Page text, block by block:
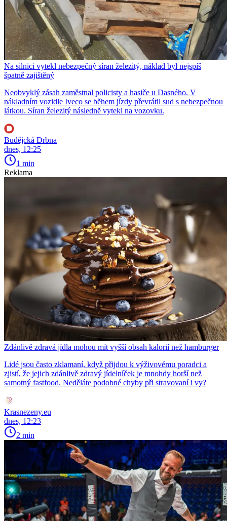
Na silnici vytekl nebezpečný síran železitý, náklad byl nejspíš
špatně zajištěný
Neobvyklý zásah zaměstnal policisty a hasiče u Dasného. V
nákladním vozidle Iveco se během jízdy převrátil sud s nebezpečnou
látkou. Síran železitý následně vytekl na vozovku.
Budějcká Drbna
dnes, 12:25
1 min
Reklama
Zdánlivě zdravá jídla mohou mít vyšší obsah kalorií než hamburger
Lidé jsou často zklamaní, když přijdou k výživovému poradci a
zjistí, že jejich zdánlivě zdravý jídelníček je mnohdy horší než
samotný fastfood. Neděláte podobné chyby při stravovaní i vy?
Krasnezeny.eu
dnes, 12:23
2 min